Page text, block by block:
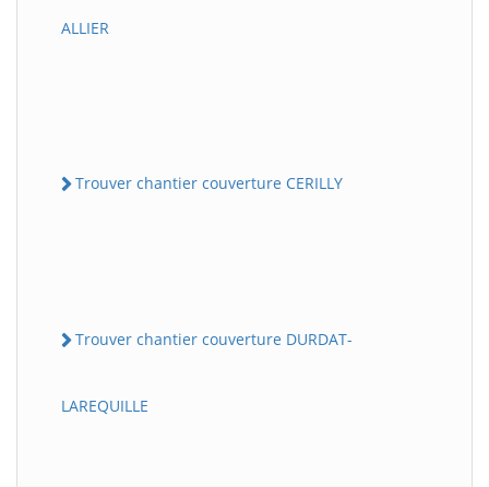
ALLIER
Trouver chantier couverture CERILLY
Trouver chantier couverture DURDAT-
LAREQUILLE